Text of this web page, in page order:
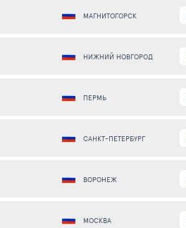
МАГНИТОГОРСК
НИЖНИЙ НОВГОРОД
ПЕРМЬ
САНКТ-ПЕТЕРБУРГ
ВОРОНЕЖ
МОСКВА